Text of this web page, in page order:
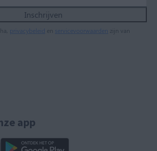
Inschrijven
privacybeleid en servicevoorwaarden zijn van
app